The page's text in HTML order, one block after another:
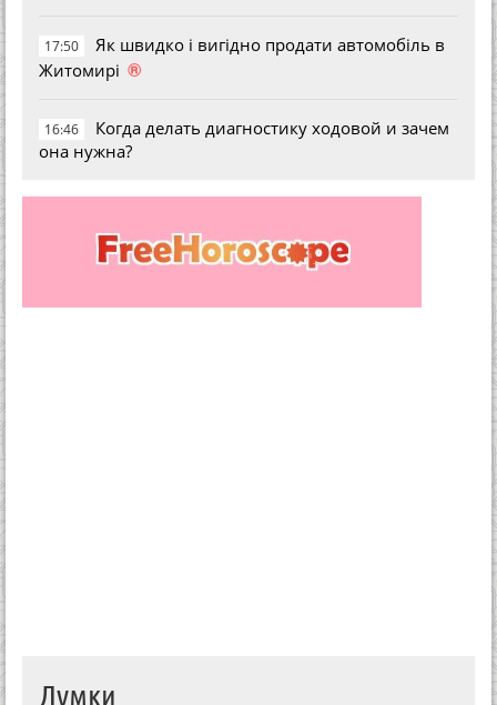
17:50
Як швидко і вигідно продати автомобіль в
Житомирі ®
16:46
Когда делать диагностику ходовой и зачем
она нужна?
Думки